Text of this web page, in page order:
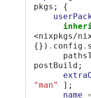
pkgs ;
{
<nixpkgs/
{}) . config .
postBuild ;
"man"
];
name